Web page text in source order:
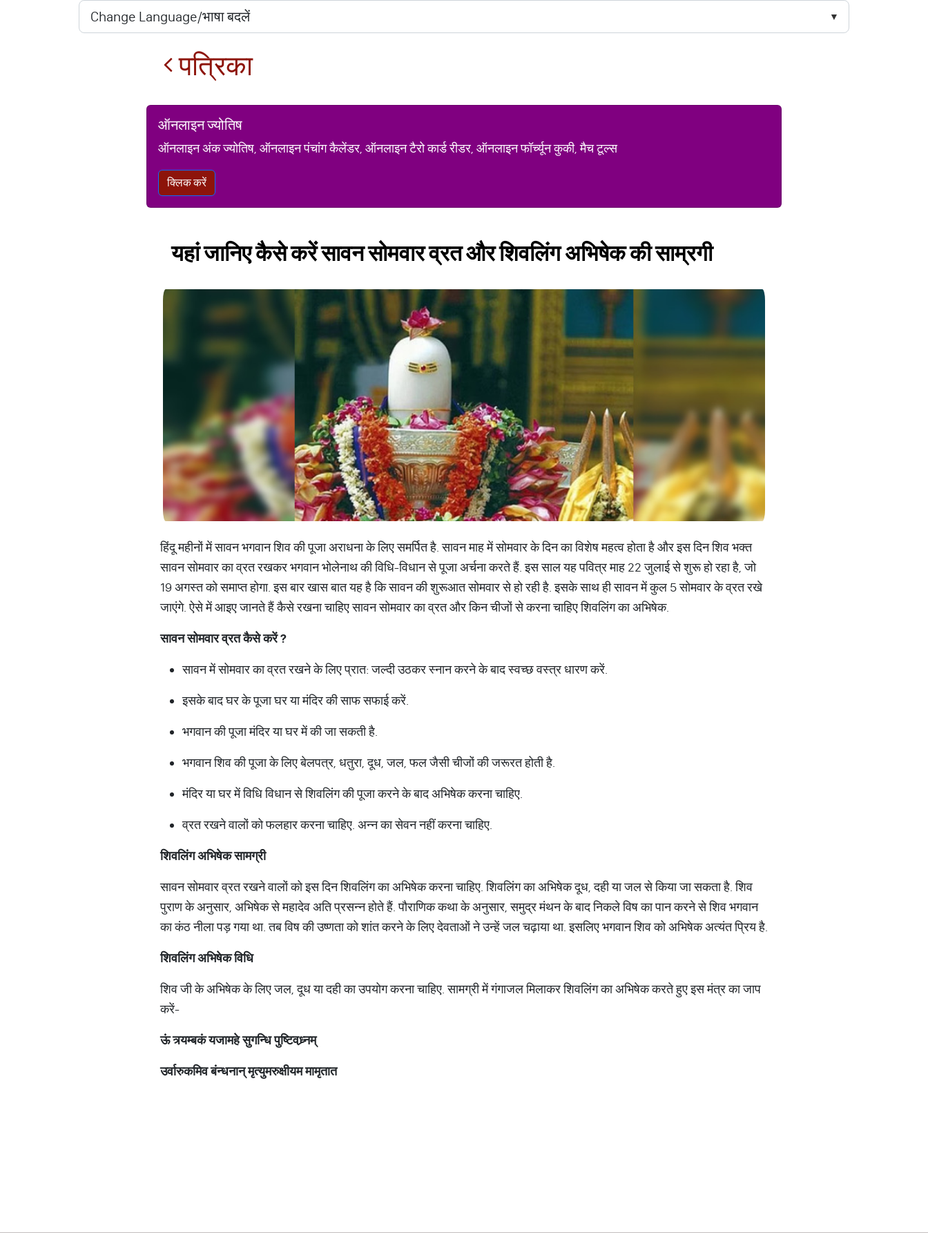
पत्रिका
ऑनलाइन ज्योतिष
ऑनलाइन अंक ज्योतिष, ऑनलाइन पंचांग कैलेंडर, ऑनलाइन टैरो कार्ड रीडर, ऑनलाइन फॉर्च्यून कुकी, मैच टूल्स
क्लिक करें
यहां जानिए कैसे करें सावन सोमवार व्रत और शिवलिंग अभिषेक की साम्रगी
हिंदू महीनों में सावन भगवान शिव की पूजा अराधना के लिए समर्पित है. सावन माह में सोमवार के दिन का विशेष महत्व होता है और इस दिन शिव भक्त
सावन सोमवार का व्रत रखकर भगवान भोलेनाथ की विधि-विधान से पूजा अर्चना करते हैं. इस साल यह पवित्र माह 22 जुलाई से शुरू हो रहा है, जो
19 अगस्त को समाप्त होगा. इस बार खास बात यह है कि सावन की शुरूआत सोमवार से हो रही है. इसके साथ ही सावन में कुल 5 सोमवार के व्रत रखे
जाएंगे. ऐसे में आइए जानते हैं कैसे रखना चाहिए सावन सोमवार का व्रत और किन चीजों से करना चाहिए शिवलिंग का अभिषेक.
सावनसोमवारव्रतकैसेकरें?
सावन में सोमवार का व्रत रखने के लिए प्रात: जल्दी उठकर स्नान करने के बाद स्वच्छ वस्त्र धारण करें.
इसके बाद घर के पूजा घर या मंदिर की साफ सफाई करें.
भगवान की पूजा मंदिर या घर में की जा सकती है.
भगवान शिव की पूजा के लिए बेलपत्र, धतुरा, दूध, जल, फल जैसी चीजों की जरूरत होती है.
मंदिर या घर में विधि विधान से शिवलिंग की पूजा करने के बाद अभिषेक करना चाहिए.
व्रत रखने वालों को फलहार करना चाहिए. अन्न का सेवन नहीं करना चाहिए.
शिवलिंगअभिषेकसामग्री
सावन सोमवार व्रत रखने वालों को इस दिन शिवलिंग का अभिषेक करना चाहिए. शिवलिंग का अभिषेक दूध, दही या जल से किया जा सकता है. शिव
पुराण के अनुसार, अभिषेक से महादेव अति प्रसन्न होते हैं. पौराणिक कथा के अनुसार, समुद्र मंथन के बाद निकले विष का पान करने से शिव भगवान
का कंठ नीला पड़ गया था. तब विष की उष्णता को शांत करने के लिए देवताओं ने उन्हें जल चढ़ाया था. इसलिए भगवान शिव को अभिषेक अत्यंत प्रिय है.
शिवलिंगअभिषेकविधि
शिव जी के अभिषेक के लिए जल, दूध या दही का उपयोग करना चाहिए. सामग्री में गंगाजल मिलाकर शिवलिंग का अभिषेक करते हुए इस मंत्र का जाप
करें-
ऊंत्र्यम्बकंयजामहेसुगन्धिपुष्टिवध्र्नम्
उर्वारुकमिवबंन्धनान्मृत्युमरुक्षीयममामृतात